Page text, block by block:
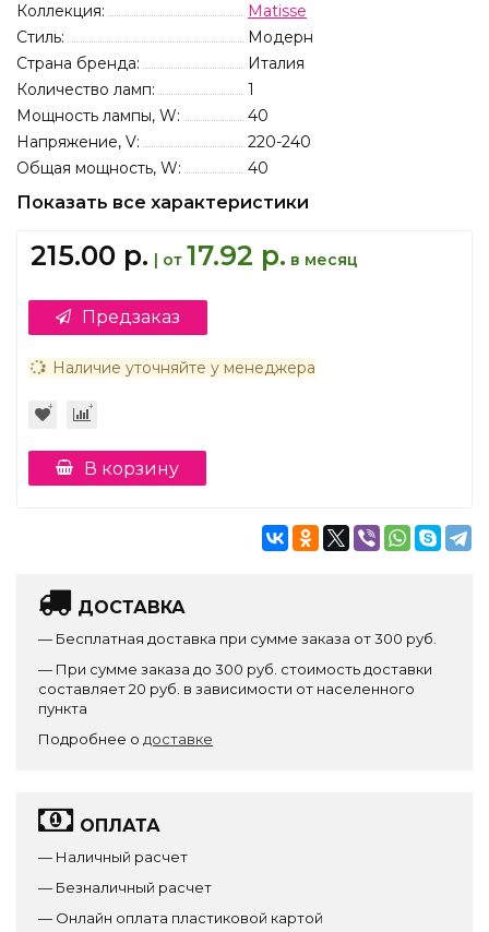
Коллекция:
Matisse
Стиль:
Модерн
Страна бренда:
Италия
Количество ламп:
1
Мощность лампы, W:
40
Напряжение, V:
220-240
Общая мощность, W:
40
Показать все характеристики
215.00 р. | от 17.92 р. в месяц
Предзаказ
Наличие уточняйте у менеджера
В корзину
ДОСТАВКА
— Бесплатная доставка при сумме заказа от 300 руб.
— При сумме заказа до 300 руб. стоимость доставки
составляет 20 руб. в зависимости от населенного
пункта
Подробнее о доставке
ОПЛАТА
— Наличный расчет
— Безналичный расчет
— Онлайн оплата пластиковой картой